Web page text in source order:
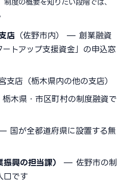
制度の概要を知りたい段階では、
店 （佐野市内） — 創業融資
トアップ支援資金」の申込窓
支店（栃木県内の他の支店）
木県・市区町村の制度融資で
国が全都道府県に設置する無
興の担当課）
— 佐野市の制
口です